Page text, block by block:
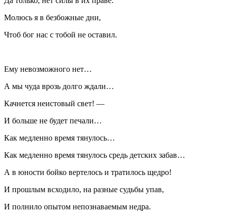
Молюсь я в безбожные дни,
Чтоб бог нас с тобой не оставил.
Ему невозможного нет…
А мы чуда врозь долго ждали…
Качнется неистовый свет! —
И больше не будет печали…
Как медленно время тянулось…
Как медленно время тянулось средь детских забав…
А в юности бойко вертелось и тратилось щедро!
И прошлым всходило, на разные судьбы упав,
И полнило опытом непознаваемым недра.